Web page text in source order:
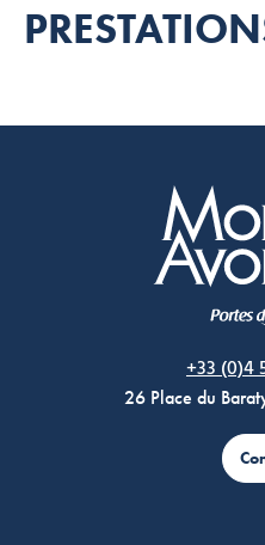
+33 (0)4
26 Place du